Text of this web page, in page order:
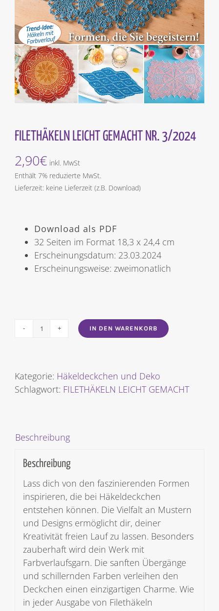
FILETHÄKELN LEICHT GEMACHT NR. 3/2024
2,90€ inkl. MwSt
Enthält 7% reduzierte MwSt.
Lieferzeit: keine Lieferzeit (z.B. Download)
Download als PDF
32 Seiten im Format 18,3 x 24,4 cm
Erscheinungsdatum: 23.03.2024
Erscheinungsweise: zweimonatlich
FILETHÄKELN
NR.
3/2024
IN DEN WARENKORB
Kategorie: Häkeldeckchen und Deko
Schlagwort: FILETHÄKELN LEICHT GEMACHT
Beschreibung
Beschreibung
Lass dich von den faszinierenden Formen
inspirieren, die bei Häkeldeckchen
entstehen können. Die Vielfalt an Mustern
und Designs ermöglicht dir, deiner
Kreativität freien Lauf zu lassen. Besonders
zauberhaft wird dein Werk mit
Farbverlaufsgarn. Die sanften Übergänge
und schillernden Farben verleihen den
Deckchen einen einzigartigen Charme. Wie
in jeder Ausgabe von Filethäkeln